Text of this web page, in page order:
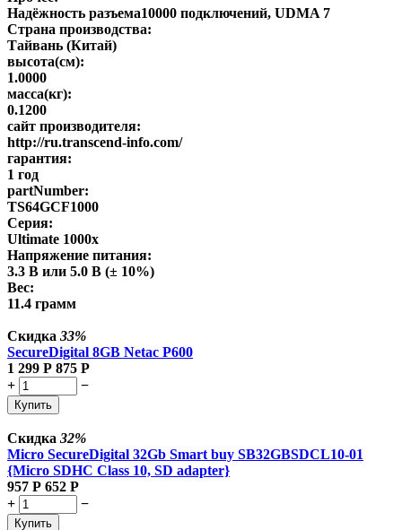
Надёжность разъема10000 подключений, UDMA 7
Страна производства:
Тайвань (Китай)
высота(см):
1.0000
масса(кг):
0.1200
сайт производителя:
http://ru.transcend-info.com/
гарантия:
1 год
partNumber:
TS64GCF1000
Серия:
Ultimate 1000x
Напряжение питания:
3.3 В или 5.0 В (± 10%)
Вес:
11.4 грамм
Скидка 33%
SecureDigital 8GB Netac P600
1 299 Р 875 Р
+
−
Купить
Скидка 32%
Micro SecureDigital 32Gb Smart buy SB32GBSDCL10-01
{Micro SDHC Class 10, SD adapter}
957 Р 652 Р
+
−
Купить